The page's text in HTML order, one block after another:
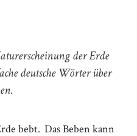
der Erde
deutsche Wörter über
bebt. Das Beben kann